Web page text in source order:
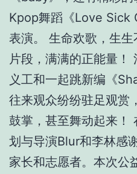
Kpop舞蹈《Love Sick
表演。 生命欢歌，生生
片段，满满的正能量！
义工和一起跳新编《
往来观众纷纷驻足观赏
鼓掌，甚至舞动起来！
划与导演Blur和李林感
家长和志愿者。本次公